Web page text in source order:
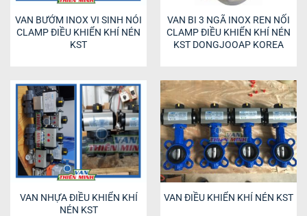
VAN BƯỚM INOX VI SINH NÓI
CLAMP ĐIỀU KHIỂN KHÍ NÉN
KST
VAN BI 3 NGÃ INOX REN NỐI
CLAMP ĐIỀU KHIỂN KHÍ NÉN
KST DONGJOOAP KOREA
VAN NHỰA ĐIỀU KHIỂN KHÍ
NÉN KST
VAN ĐIỀU KHIỂN KHÍ NÉN KST